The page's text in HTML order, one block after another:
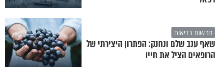
חדשות בריאות
שאף ענב שלם ונחנק: הפתרון היצירתי של
הרופאים הציל את חייו